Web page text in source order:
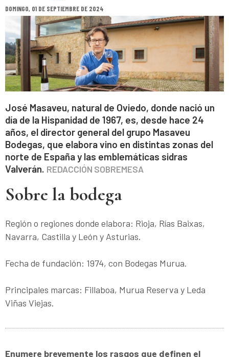
DOMINGO, 01 DE SEPTIEMBRE DE 2024
José Masaveu, natural de Oviedo, donde nació un
día de la Hispanidad de 1967, es, desde hace 24
años, el director general del grupo Masaveu
Bodegas, que elabora vino en distintas zonas del
norte de España y las emblemáticas sidras
Valverán. REDACCIÓN SOBREMESA
Sobre la bodega
Región o regiones donde elabora: Rioja, Rías Baixas,
Navarra, Castilla y León y Asturias.
Fecha de fundación: 1974, con Bodegas Murua.
Principales marcas: Fillaboa, Murua Reserva y Leda
Viñas Viejas.
Enumere brevemente los rasgos que definen el